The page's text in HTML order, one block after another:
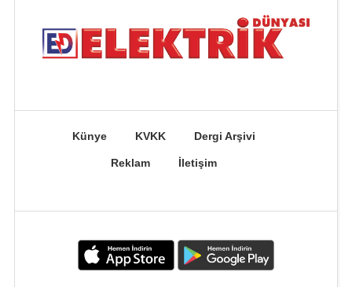
Künye KVKK Dergi Arşivi
Reklam İletişim